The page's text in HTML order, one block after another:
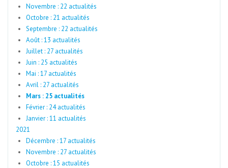
Novembre : 22 actualités
Octobre : 21 actualités
Septembre : 22 actualités
Août : 13 actualités
Juillet : 27 actualités
Juin : 25 actualités
Mai : 17 actualités
Avril : 27 actualités
Mars : 25 actualités
Février : 24 actualités
Janvier : 11 actualités
2021
Décembre : 17 actualités
Novembre : 27 actualités
Octobre : 15 actualités